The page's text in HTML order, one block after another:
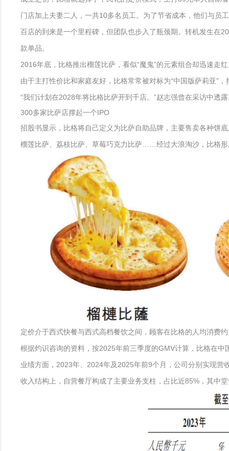
门店加上夫妻二人，一共10多名员工。为了节省成本，他们与员
百店的到来是一个里程碑，但团队也步入了瓶颈期。转机发生在
款单品。
2016年底，比格推出榴莲比萨，看似“魔鬼”的元素组合却迅速走
由于主打性价比和家庭友好，比格常常被对标为“中国版萨莉亚”
“我们计划在2028年将比格比萨开到千店。”赵志强曾在采访中透
300多家比萨店撑起一个IPO
招股书显示，比格将自己定义为比萨自助品牌，主要售卖各种饼
榴莲比萨、荔枝比萨、草莓巧克力比萨……经过大浪淘沙，比格形
定价介于西式快餐与西式高档餐饮之间，顾客在比格的人均消费
根据灼识咨询的资料，按2025年前三季度的GMV计算，比格在
业绩方面，2023年、2024年及2025年前9个月，公司分别实现
收入结构上，自营餐厅构成了主要业务支柱，占比近85%，其中